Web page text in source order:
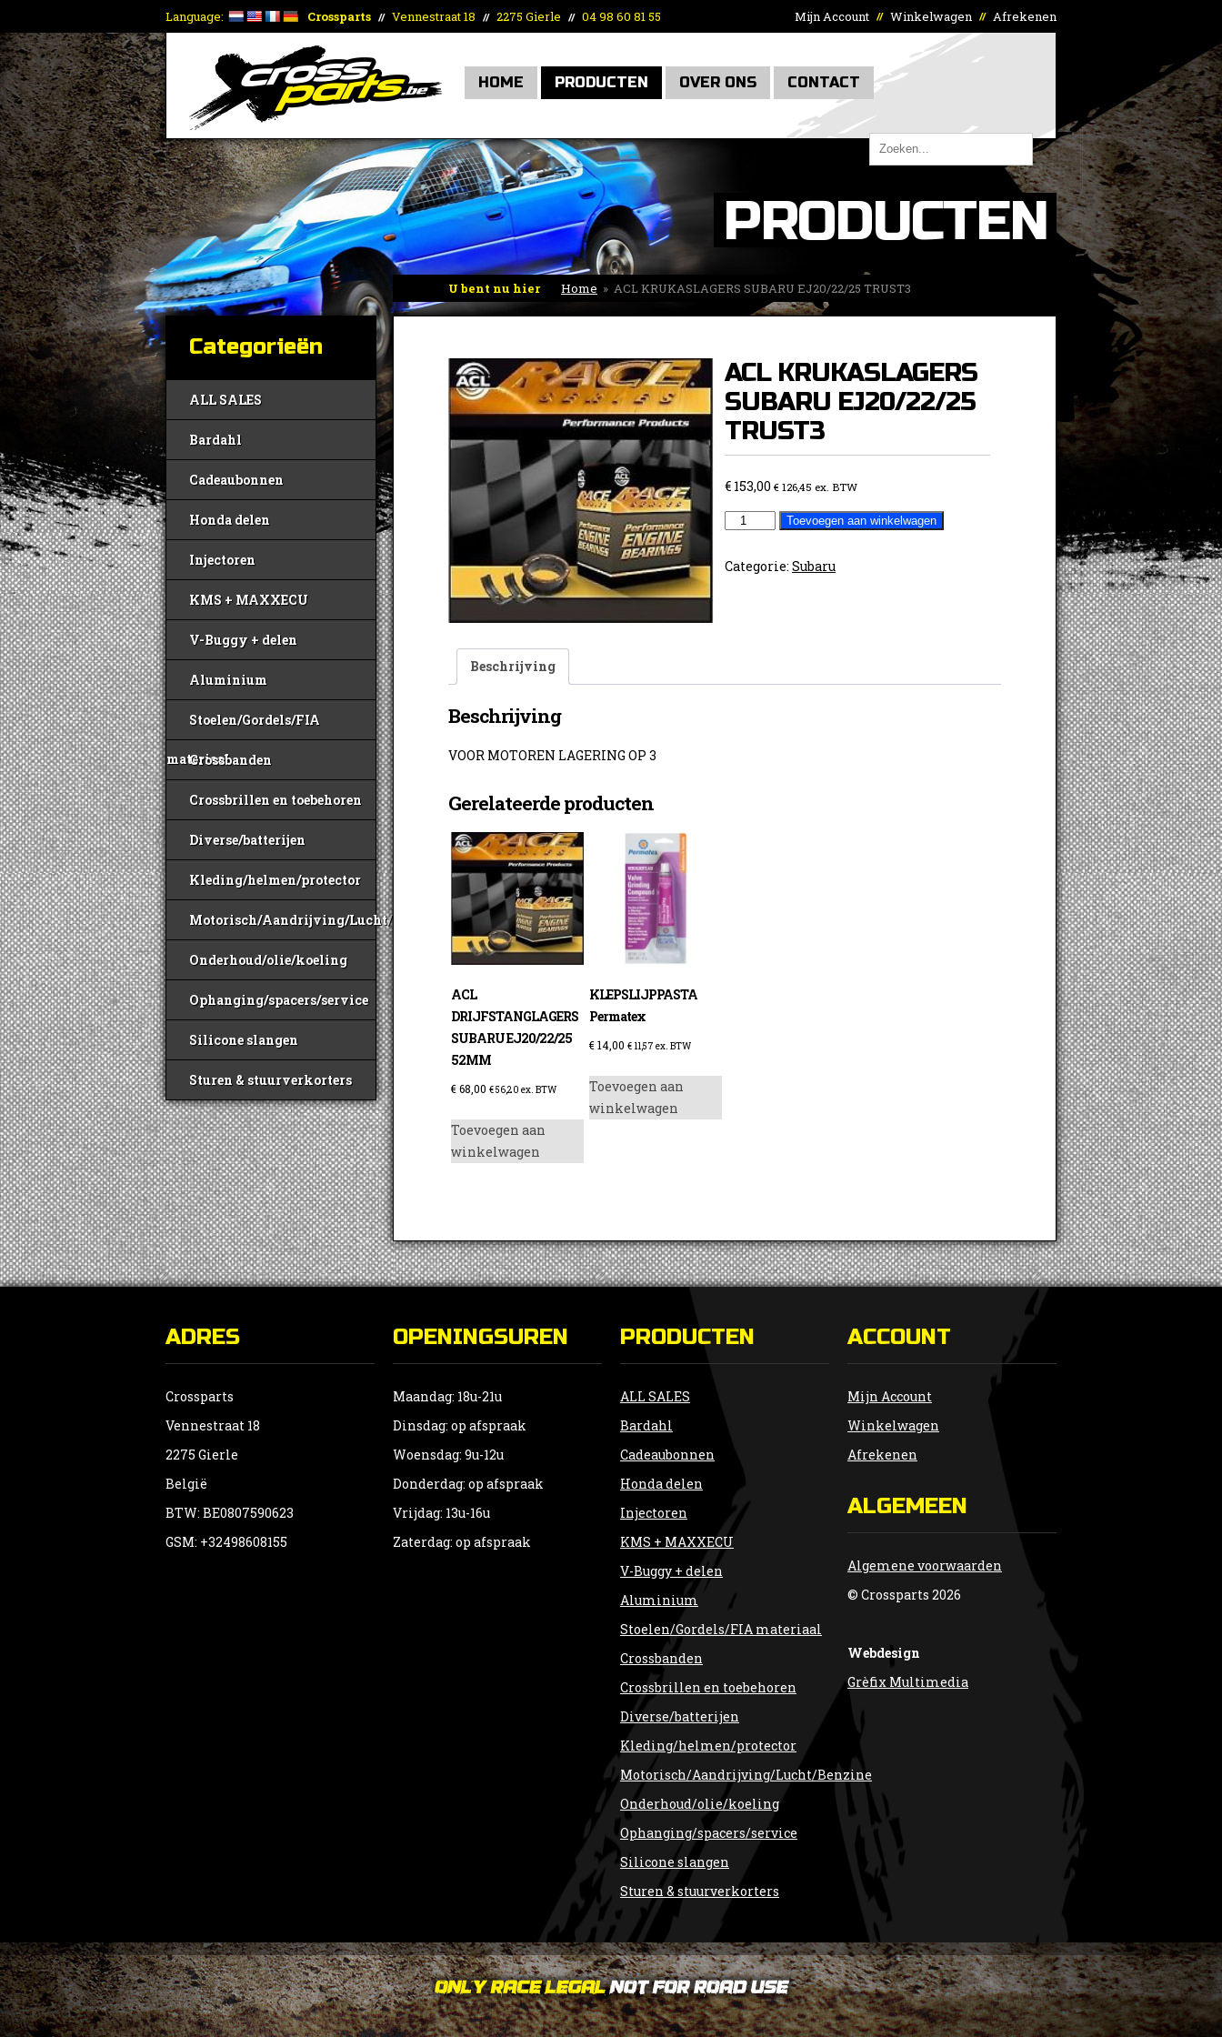
Language: Crossparts // Vennestraat 18 // 2275 Gierle // 04 98 60 81 55 Mijn Account // Winkelwagen // Afrekenen
HOME PRODUCTEN OVER ONS CONTACT
PRODUCTEN
U bent nu hier Home » ACL KRUKASLAGERS SUBARU EJ20/22/25 TRUST3
Categorieën
ALL SALES
Bardahl
Cadeaubonnen
Honda delen
Injectoren
KMS + MAXXECU
V-Buggy + delen
Aluminium
Stoelen/Gordels/FIA
materiaal
Crossbanden
Crossbrillen en toebehoren
Diverse/batterijen
Kleding/helmen/protector
Motorisch/Aandrijving/Lucht/Benzine
Onderhoud/olie/koeling
Ophanging/spacers/service
Silicone slangen
Sturen & stuurverkorters
ACL KRUKASLAGERS
SUBARU EJ20/22/25
TRUST3
€153,00 € 126,45 ex. BTW
ACL
SUBARU
Toevoegen aan winkelwagen
Categorie: Subaru
Beschrijving
Beschrijving
VOOR MOTOREN LAGERING OP 3
Gerelateerde producten
ACL
DRIJFSTANGLAGERS
SUBARU EJ20/22/25
52MM
€68,00 €56,20 ex. BTW
Toevoegen aan
winkelwagen
KLEPSLIJPPASTA
Permatex
€14,00 € 11,57 ex. BTW
Toevoegen aan
winkelwagen
ADRES
Crossparts
Vennestraat 18
2275 Gierle
België
BTW: BE0807590623
GSM: +32498608155
OPENINGSUREN
Maandag: 18u-21u
Dinsdag: op afspraak
Woensdag: 9u-12u
Donderdag: op afspraak
Vrijdag: 13u-16u
Zaterdag: op afspraak
PRODUCTEN
ALL SALES
Bardahl
Cadeaubonnen
Honda delen
Injectoren
KMS + MAXXECU
V-Buggy + delen
Aluminium
Stoelen/Gordels/FIA materiaal
Crossbanden
Crossbrillen en toebehoren
Diverse/batterijen
Kleding/helmen/protector
Motorisch/Aandrijving/Lucht/Benzine
Onderhoud/olie/koeling
Ophanging/spacers/service
Silicone slangen
Sturen & stuurverkorters
ACCOUNT
Mijn Account
Winkelwagen
Afrekenen
ALGEMEEN
Algemene voorwaarden
© Crossparts 2026
Webdesign
Grèfix Multimedia